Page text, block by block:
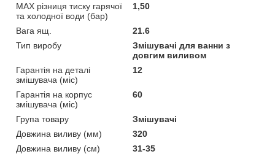
MAX різниця тиску гарячої
та холодної води (бар)
1,50
Вага ящ.
21.6
Тип виробу
Змішувачі для ванни з
довгим виливом
Гарантія на деталі
змішувача (міс)
12
Гарантія на корпус
змішувача (міс)
60
Група товару
Змішувачі
Довжина виливу (мм)
320
Довжина виливу (см)
31-35